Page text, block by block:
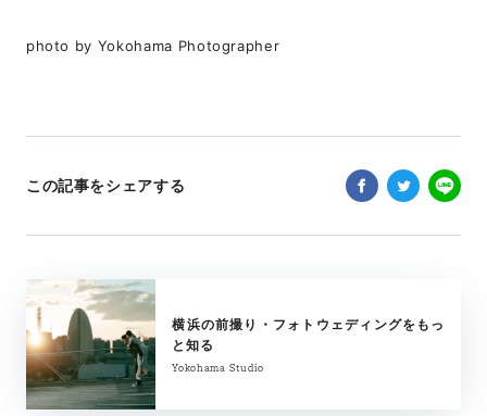
photo by Yokohama Photographer
この記事をシェアする
横浜の前撮り・フォトウェディングをもっ
と知る
Yokohama Studio